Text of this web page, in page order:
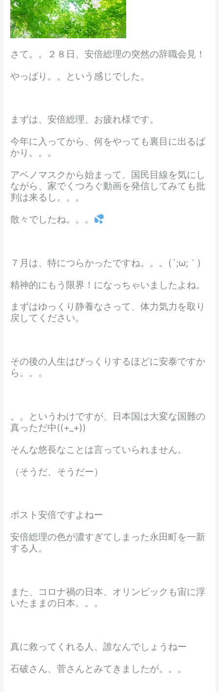
さて。。２８日、安倍総理の突然の辞職会見！
やっぱり。。という感じでした。
まずは、安倍総理、お疲れ様です。
今年に入ってから、何をやっても裏目に出るば
かり。。。
アベノマスクから始まって、国民目線を気にし
ながら、家でくつろぐ動画を発信してみても批
判は来るし。。。
散々でしたね。。。
７月は、特につらかったですね。。。(´;ω;｀)
精神的にもう限界！になっちゃいましたよね。
まずはゆっくり静養なさって、体力気力を取り
戻してください。
その後の人生はびっくりするほどに安泰ですか
ら。。。
。。というわけですが、日本国は大変な国難の
真っただ中((+_+))
そんな悠長なことは言っていられません。
（そうだ、そうだー）
ポスト安倍ですよねー
安倍総理の色が濃すぎてしまった永田町を一新
する人。
また、コロナ禍の日本、オリンピックも宙に浮
いたままの日本。。。
真に救ってくれる人、誰なんでしょうねー
石破さん、菅さんとみてきましたが。。。